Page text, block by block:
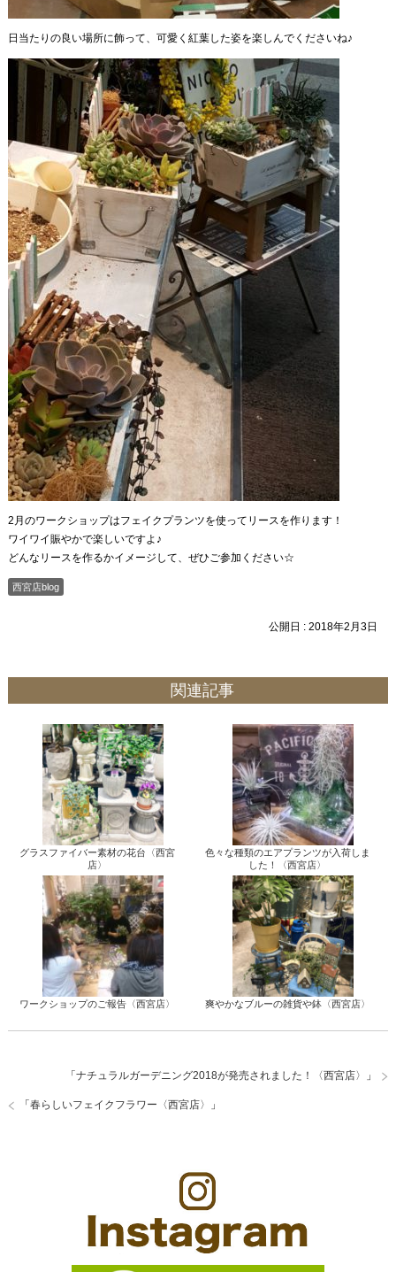
日当たりの良い場所に飾って、可愛く紅葉した姿を楽しんでくださいね♪
2月のワークショップはフェイクプランツを使ってリースを作ります！
ワイワイ賑やかで楽しいですよ♪
どんなリースを作るかイメージして、ぜひご参加ください☆
西宮店blog
公開日 :2018年2月3日
関連記事
グラスファイバー素材の花台〈西宮
店〉
色々な種類のエアプランツが入荷しま
した！〈西宮店〉
ワークショップのご報告〈西宮店〉 爽やかなブルーの雑貨や鉢〈西宮店〉
「ナチュラルガーデニング2018が発売されました！〈西宮店〉 」
「 春らしいフェイクフラワー〈西宮店〉 」